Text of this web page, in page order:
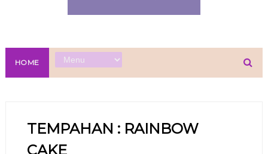
HOME
TEMPAHAN : RAINBOW
CAKE